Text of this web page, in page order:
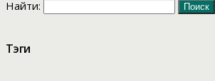
Найти:
Тэги